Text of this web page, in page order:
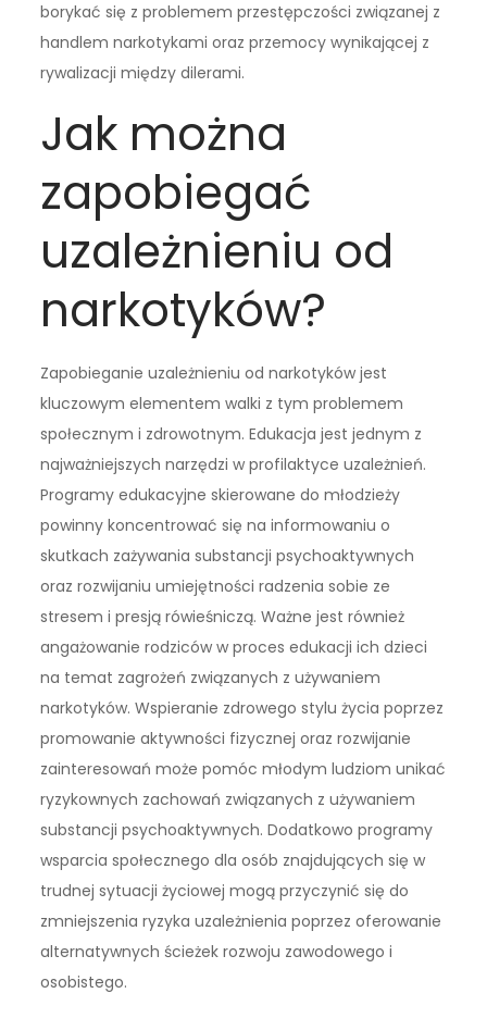
borykać się z problemem przestępczości związanej z
handlem narkotykami oraz przemocy wynikającej z
rywalizacji między dilerami.
Jak można
zapobiegać
uzależnieniu od
narkotyków?
Zapobieganie uzależnieniu od narkotyków jest
kluczowym elementem walki z tym problemem
społecznym i zdrowotnym. Edukacja jest jednym z
najważniejszych narzędzi w profilaktyce uzależnień.
Programy edukacyjne skierowane do młodzieży
powinny koncentrować się na informowaniu o
skutkach zażywania substancji psychoaktywnych
oraz rozwijaniu umiejętności radzenia sobie ze
stresem i presją rówieśniczą. Ważne jest również
angażowanie rodziców w proces edukacji ich dzieci
na temat zagrożeń związanych z używaniem
narkotyków. Wspieranie zdrowego stylu życia poprzez
promowanie aktywności fizycznej oraz rozwijanie
zainteresowań może pomóc młodym ludziom unikać
ryzykownych zachowań związanych z używaniem
substancji psychoaktywnych. Dodatkowo programy
wsparcia społecznego dla osób znajdujących się w
trudnej sytuacji życiowej mogą przyczynić się do
zmniejszenia ryzyka uzależnienia poprzez oferowanie
alternatywnych ścieżek rozwoju zawodowego i
osobistego.